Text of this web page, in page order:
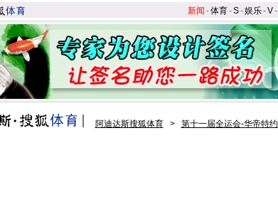
新闻 -体育-S-娱乐-V-
阿迪达斯搜狐体育 > 第十一届全运会-华帝特约